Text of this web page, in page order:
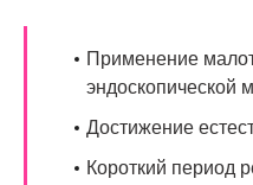
Применение
эндоскопической
Достижение
Короткий период